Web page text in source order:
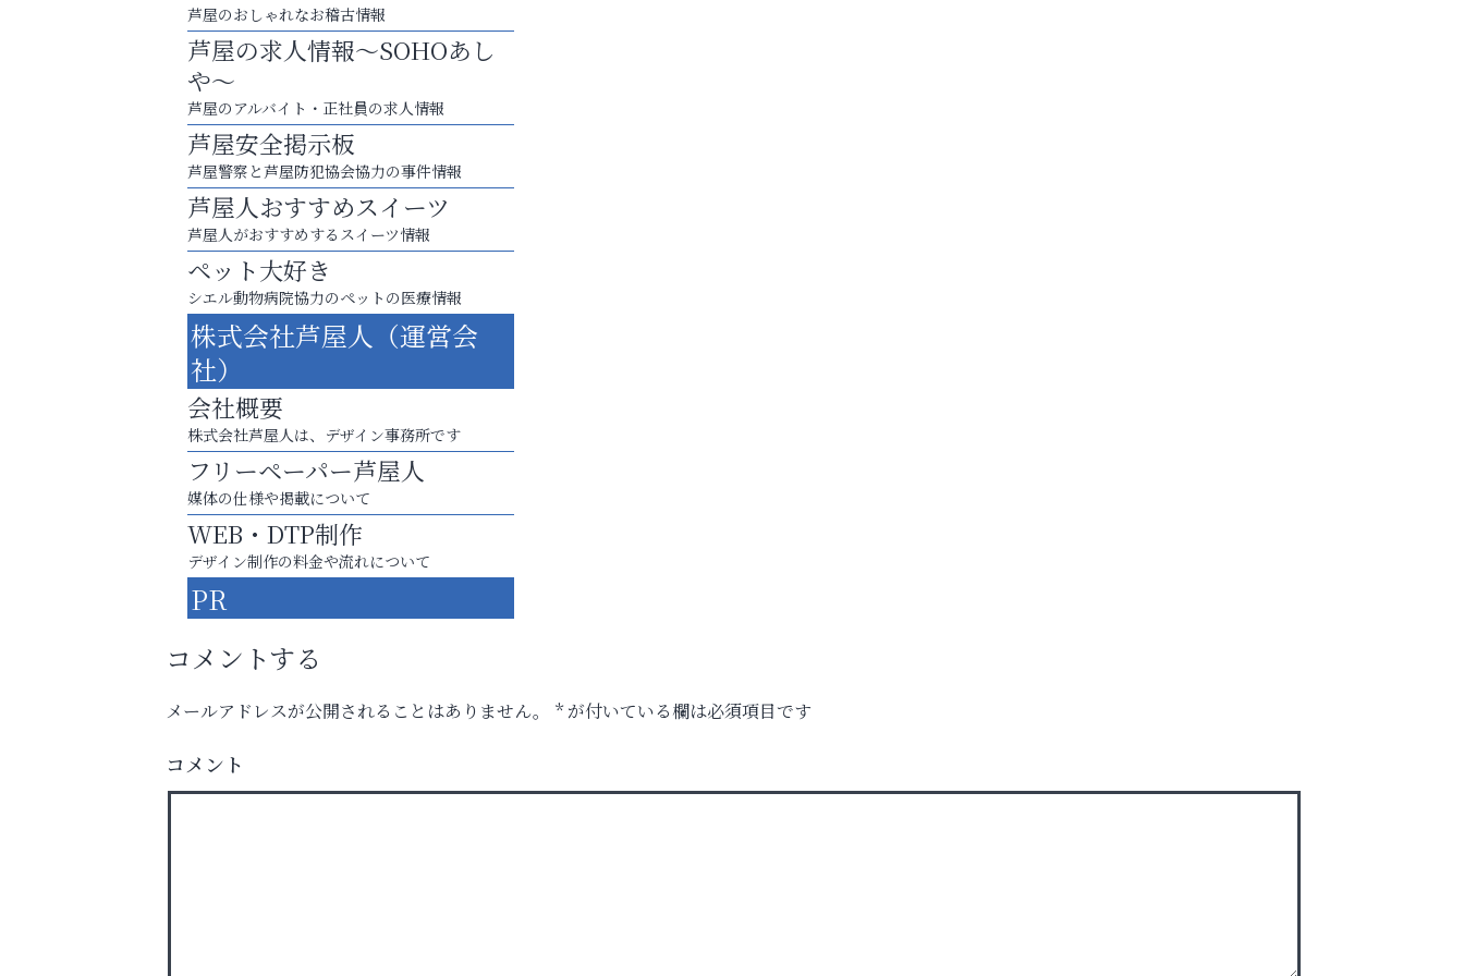
お一人おひとりに合う治療をご提案
口元から始まる、自分らしい毎日を
アクイール芦屋店
出張・宅配・持ち込みすべて無料！
アテイン音楽教室
芦屋のおしゃれなお稽古情報
芦屋の求人情報～SOHOあし
や～
芦屋のアルバイト・正社員の求人情報
芦屋安全掲示板
芦屋警察と芦屋防犯協会協力の事件情報
芦屋人おすすめスイーツ
芦屋人がおすすめするスイーツ情報
ペット大好き
シエル動物病院協力のペットの医療情報
株式会社芦屋人（運営会
社）
会社概要
株式会社芦屋人は、デザイン事務所です
フリーペーパー芦屋人
媒体の仕様や掲載について
WEB・DTP制作
デザイン制作の料金や流れについて
PR
コメントする
メールアドレスが公開されることはありません。 *が付いている欄は必須項目です
コメント